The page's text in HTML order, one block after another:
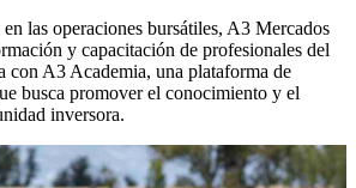
las operaciones bursátiles, A3 Mercados
y capacitación de profesionales del
con A3 Academia, una plataforma de
busca promover el conocimiento y el
inversora.